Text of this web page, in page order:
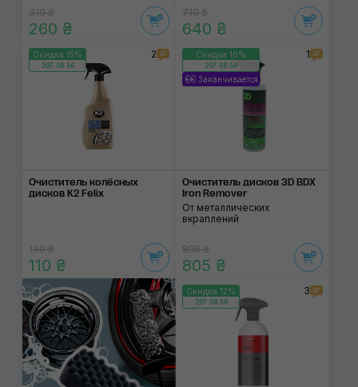
310 ₴
260 ₴
710 ₴
640 ₴
Скидка 15%
207:08:56
2
Очиститель колёсных
дисков K2 Felix
130 ₴
110 ₴
Скидка 10%
207:08:56
Заканчивается
1
Очиститель дисков 3D BDX
Iron Remover
От металлических
вкраплений
895 ₴
805 ₴
Скидка 12%
207:08:56
3